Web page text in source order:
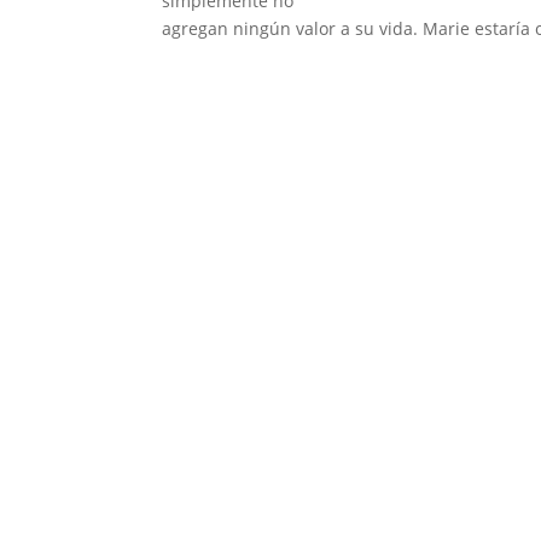
agregan ningún valor a su vida. Marie estaría